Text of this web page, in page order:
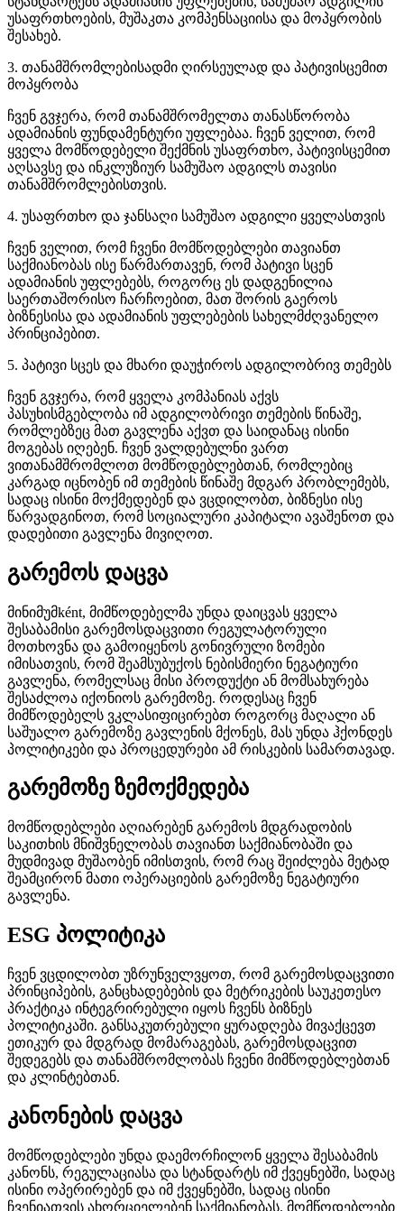
უსაფრთხოების, მუშაკთა კომპენსაციისა და მოპყრობის
შესახებ.
3. თანამშრომლებისადმი ღირსეულად და პატივისცემით
მოპყრობა
ჩვენ გვჯერა, რომ თანამშრომელთა თანასწორობა
ადამიანის ფუნდამენტური უფლებაა. ჩვენ ველით, რომ
ყველა მომწოდებელი შექმნის უსაფრთხო, პატივისცემით
აღსავსე და ინკლუზიურ სამუშაო ადგილს თავისი
თანამშრომლებისთვის.
4. უსაფრთხო და ჯანსაღი სამუშაო ადგილი ყველასთვის
ჩვენ ველით, რომ ჩვენი მომწოდებლები თავიანთ
საქმიანობას ისე წარმართავენ, რომ პატივი სცენ
ადამიანის უფლებებს, როგორც ეს დადგენილია
საერთაშორისო ჩარჩოებით, მათ შორის გაეროს
ბიზნესისა და ადამიანის უფლებების სახელმძღვანელო
პრინციპებით.
5. პატივი სცეს და მხარი დაუჭიროს ადგილობრივ თემებს
ჩვენ გვჯერა, რომ ყველა კომპანიას აქვს
პასუხისმგებლობა იმ ადგილობრივი თემების წინაშე,
რომლებზეც მათ გავლენა აქვთ და საიდანაც ისინი
მოგებას იღებენ. ჩვენ ვალდებულნი ვართ
ვითანამშრომლოთ მომწოდებლებთან, რომლებიც
კარგად იცნობენ იმ თემების წინაშე მდგარ პრობლემებს,
სადაც ისინი მოქმედებენ და ვცდილობთ, ბიზნესი ისე
წარვადგინოთ, რომ სოციალური კაპიტალი ავაშენოთ და
დადებითი გავლენა მივიღოთ.
გარემოს დაცვა
მინიმუმként, მიმწოდებელმა უნდა დაიცვას ყველა
შესაბამისი გარემოსდაცვითი რეგულატორული
მოთხოვნა და გამოიყენოს გონივრული ზომები
იმისათვის, რომ შეამსუბუქოს ნებისმიერი ნეგატიური
გავლენა, რომელსაც მისი პროდუქტი ან მომსახურება
შესაძლოა იქონიოს გარემოზე. როდესაც ჩვენ
მიმწოდებელს ვკლასიფიცირებთ როგორც მაღალი ან
საშუალო გარემოზე გავლენის მქონეს, მას უნდა ჰქონდეს
პოლიტიკები და პროცედურები ამ რისკების სამართავად.
გარემოზე ზემოქმედება
მომწოდებლები აღიარებენ გარემოს მდგრადობის
საკითხის მნიშვნელობას თავიანთ საქმიანობაში და
მუდმივად მუშაობენ იმისთვის, რომ რაც შეიძლება მეტად
შეამცირონ მათი ოპერაციების გარემოზე ნეგატიური
გავლენა.
ESG პოლიტიკა
ჩვენ ვცდილობთ უზრუნველვყოთ, რომ გარემოსდაცვითი
პრინციპების, განცხადებების და მეტრიკების საუკეთესო
პრაქტიკა ინტეგრირებული იყოს ჩვენს ბიზნეს
პოლიტიკაში. განსაკუთრებული ყურადღება მივაქცევთ
ეთიკურ და მდგრად მომარაგებას, გარემოსდაცვით
შედეგებს და თანამშრომლობას ჩვენი მიმწოდებლებთან
და კლინტებთან.
კანონების დაცვა
მომწოდებლები უნდა დაემორჩილონ ყველა შესაბამის
კანონს, რეგულაციასა და სტანდარტს იმ ქვეყნებში, სადაც
ისინი ოპერირებენ და იმ ქვეყნებში, სადაც ისინი
ჩვენიათვის ახორციელებენ საქმიანობას. მომწოდებლები